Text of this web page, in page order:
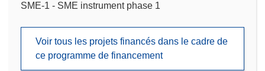
SME-1 - SME instrument phase 1
Voir tous les projets financés dans le cadre de
ce programme de financement